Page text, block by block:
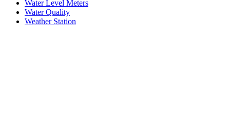
Water Level Meters
Water Quality
Weather Station